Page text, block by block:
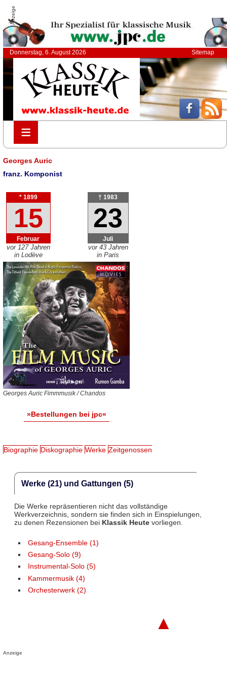
Anzeige
Donnerstag, 6. August 2026 Sitemap
≡
≡
Georges Auric
franz. Komponist
* 1899
15
Februar
vor 127 Jahren
in Lodève
† 1983
23
Juli
vor 43 Jahren
in Paris
Georges Auric Fimmmusik / Chandos
»Bestellungen bei jpc«
Biographie Diskographie Werke Zeitgenossen
Werke (21) und Gattungen (5)
Die Werke repräsentieren nicht das vollständige
Werkverzeichnis, sondern sie finden sich in Einspielungen,
zu denen Rezensionen bei Klassik Heutevorliegen.
Gesang-Ensemble (1)
Gesang-Solo (9)
Instrumental-Solo (5)
Kammermusik (4)
Orchesterwerk (2)
▲
Anzeige